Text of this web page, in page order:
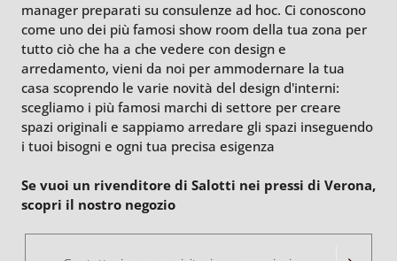
manager preparati su consulenze ad hoc. Ci conoscono
come uno dei più famosi show room della tua zona per
tutto ciò che ha a che vedere con design e
arredamento, vieni da noi per ammodernare la tua
casa scoprendo le varie novità del design d'interni:
scegliamo i più famosi marchi di settore per creare
spazi originali e sappiamo arredare gli spazi inseguendo
i tuoi bisogni e ogni tua precisa esigenza
Se vuoi un rivenditore di Salotti nei pressi di Verona,
scopri il nostro negozio